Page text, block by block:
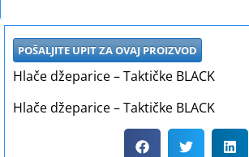
POŠALJITE UPIT ZA OVAJ PROIZVOD
Hlače džeparice – Taktičke BLACK
Hlače džeparice – Taktičke BLACK